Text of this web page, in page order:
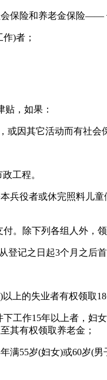
会保险和养老金保险
)者；
，如果：
因其它活动而有社会
工程。
兵役者或休完照料儿
。除下列各组人外，
登记之日起3个月之后
上的失业者有权领取18
工作15年以上者，妇
其有权领取养老金；
满55岁(妇女)或60岁(